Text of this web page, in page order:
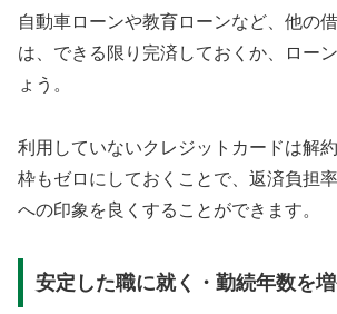
自動車ローンや教育ローンなど、他の
は、できる限り完済しておくか、ロー
ょう。
利用していないクレジットカードは解
枠もゼロにしておくことで、返済負担
への印象を良くすることができます。
安定した職に就く・勤続年数を